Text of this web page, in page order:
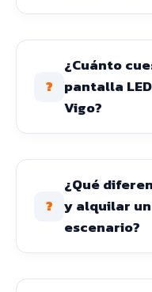
?
¿Cuánto
pantalla
Vigo?
?
¿Qué
y alquilar
escenario?